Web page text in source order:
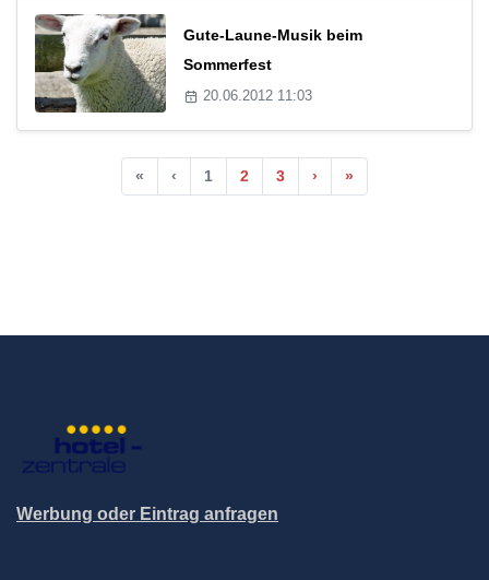
Gute-Laune-Musik beim
Sommerfest
20.06.2012 11:03
« ‹ 1 2 3 › »
Werbung oder Eintrag anfragen